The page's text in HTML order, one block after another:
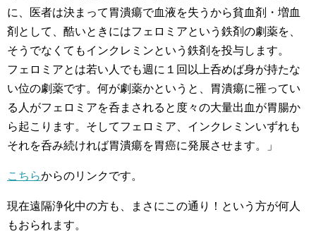
に、医者は決まって胃潰瘍で血液を失うから貧血剤・増血
剤として、酷いときにはフェロミアという鉄剤の劇薬を、
そうでなくてもインクレミンという鉄剤を投与します。
フェロミアとは若い人でも週に１回以上呑めば身が持たな
い位の劇薬です。何が劇薬かというと、胃潰瘍に罹ってい
る人がフェロミアを呑まされると度々の大量出血が胃腸か
ら起こります。そしてフェロミア、インクレミンいずれも
それを呑み続ければ胃潰瘍を胃癌に発展させます。」
こちらからのリンクです。
現在遠隔浄化中の方も、まさにこの通り！という方が何人
もおられます。